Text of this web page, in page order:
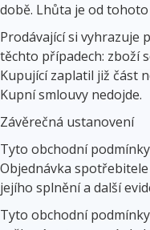
době. Lhůta je od
Prodávající si vyhrazuje
těchto případech: zboží
Kupující zaplatil již část
Kupní smlouvy nedojde.
Závěrečná ustanovení
Tyto obchodní
Objednávka
jejího splnění a další
Tyto obchodní